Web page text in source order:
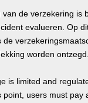
de verzekering is
evalueren. Op
worden ontzegd.
is limited and
users must pay